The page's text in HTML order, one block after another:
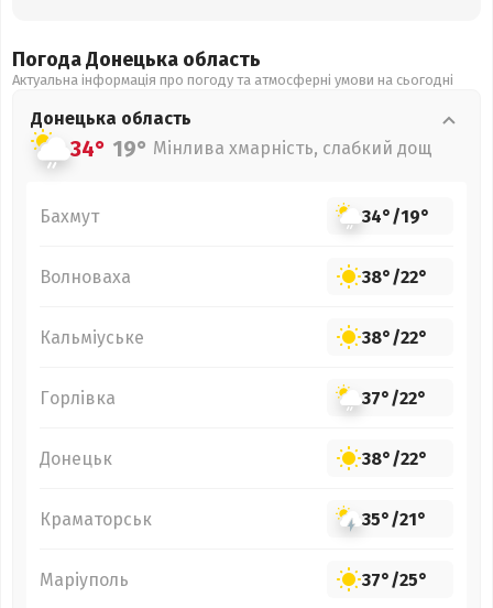
Погода Донецька область
Актуальна інформація про погоду та атмосферні умови на сьогодні
Донецька область
34° 19° Мінлива хмарність, слабкий дощ
Бахмут 34°/19°
Волноваха 38°/22°
Кальміуське 38°/22°
Горлівка 37°/22°
Донецьк 38°/22°
Краматорськ 35°/21°
Маріуполь 37°/25°